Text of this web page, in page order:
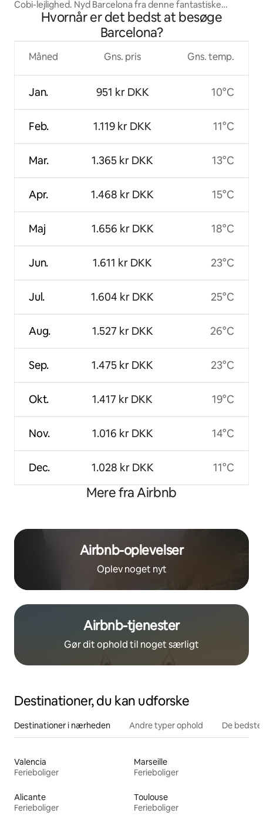
Cobi-lejlighed. Nyd Barcelona fra denne fantastiske
lejlighed. Centralt og sikkert.
Hvornår er det bedst at besøge
Barcelona?
Måned
Jan.
Feb.
Mar.
Apr.
Maj
Jun.
Jul.
Aug.
Sep.
Okt.
Nov.
Dec.
Gns. pris
951 kr DKK
1.119 kr DKK
1.365 kr DKK
1.468 kr DKK
1.656 kr DKK
1.611 kr DKK
1.604 kr DKK
1.527 kr DKK
1.475 kr DKK
1.417 kr DKK
1.016 kr DKK
1.028 kr DKK
Gns. temp.
10°C
11°C
13°C
15°C
18°C
23°C
25°C
26°C
23°C
19°C
14°C
11°C
Mere fra Airbnb
Airbnb-oplevelser
Oplev noget nyt
Airbnb-tjenester
Gør dit ophold til noget særligt
Destinationer, du kan udforske
Destinationer i nærheden Andre typer ophold De
Valencia
Ferieboliger
Marseille
Ferieboliger
Alicante
Ferieboliger
Toulouse
Ferieboliger